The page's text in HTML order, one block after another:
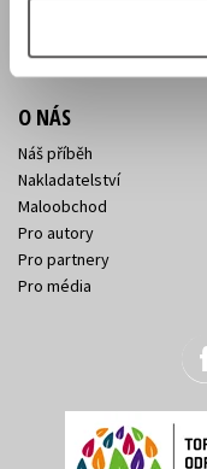
Sídlo společnosti
O NÁS
Náš příběh
Nakladatelství
Maloobchod
Pro autory
Pro partnery
Pro média